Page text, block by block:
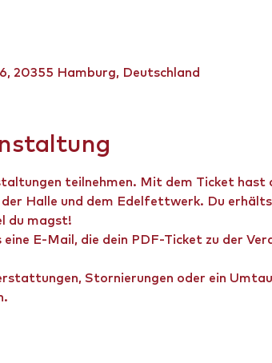
20355 Hamburg, Deutschland
teilnehmen. Mit dem Ticket hast
der Halle und dem Edelfettwerk. Du
du magst!
eine E-Mail, die dein PDF-Ticket zu der
Stornierungen oder ein